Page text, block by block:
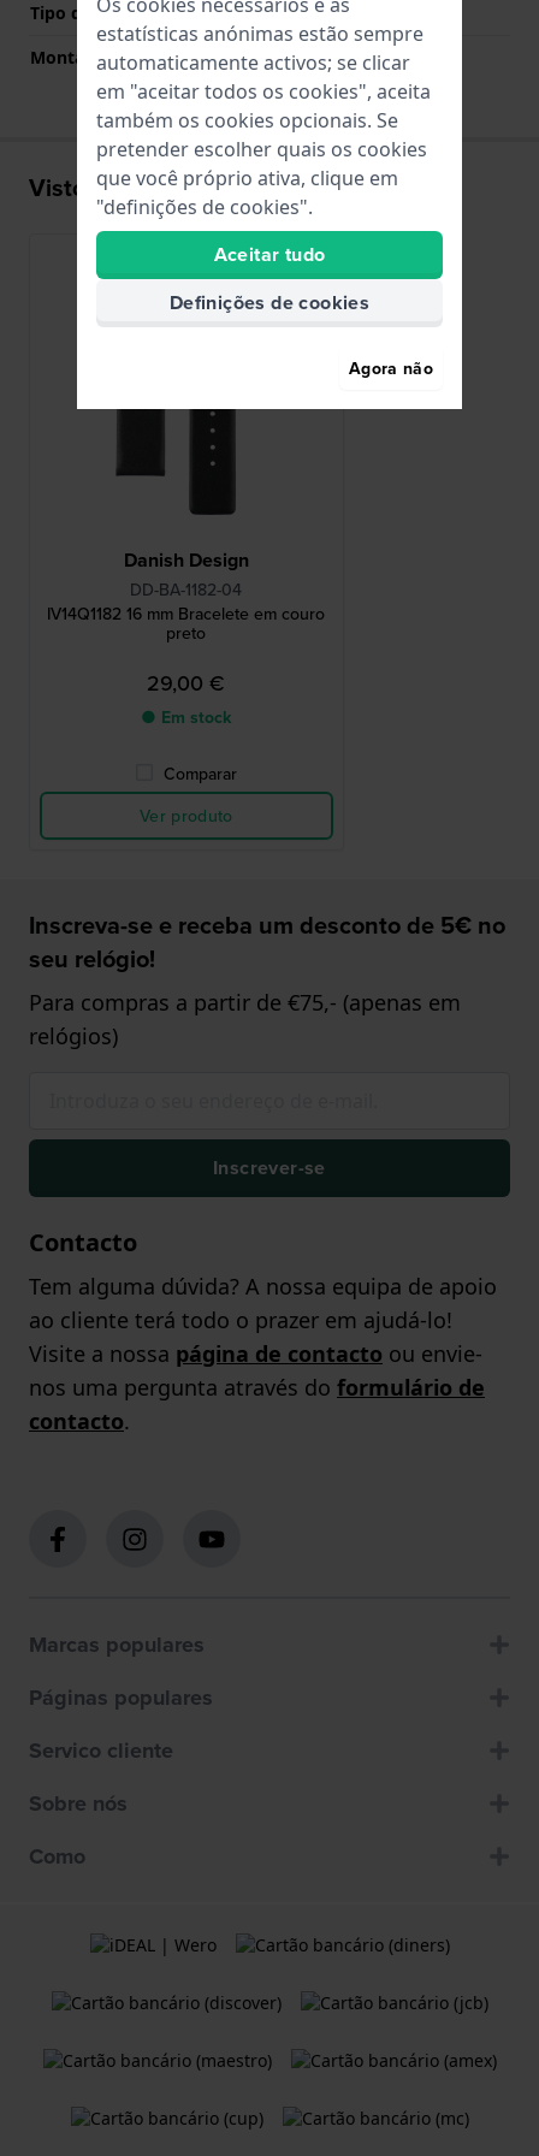
Tipo de montagem
Pinos de pressão
Montagem Reta
Sim
Visto recentemente
Danish Design
DD-BA-1182-04
IV14Q1182 16 mm Bracelete em couro
preto
29,00 €
● Em stock
Comparar
Ver produto
Inscreva-se e receba um desconto de 5€ no
seu relógio!
Para compras a partir de €75,- (apenas em
relógios)
Inscrever-se
Contacto
Tem alguma dúvida? A nossa equipa de apoio
ao cliente terá todo o prazer em ajudá-lo!
Visite a nossa página de contacto ou envie-
nos uma pergunta através do formulário de
contacto.
Marcas populares
Páginas populares
Servico cliente
Sobre nós
Como
estatísticas anónimas estão sempre
automaticamente activos; se clicar
em "aceitar todos os cookies", aceita
também os cookies opcionais. Se
pretender escolher quais os cookies
que você próprio ativa, clique em
"definições de cookies".
Aceitar tudo
Definições de cookies
Agora não